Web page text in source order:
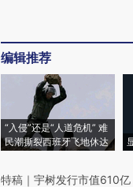
编辑推荐
“入侵”还是“人道危机” 难
民潮撕裂西班牙飞地休达
特稿 ｜ 宇树发行市值610